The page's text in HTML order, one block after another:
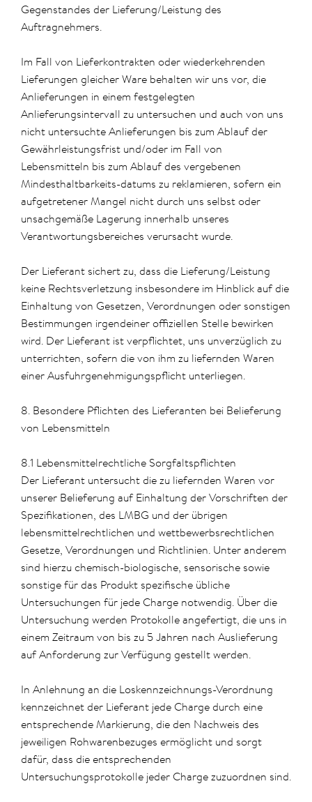
Gegenstandes der Lieferung/Leistung des
Auftragnehmers.
Im Fall von Lieferkontrakten oder wiederkehrenden
Lieferungen gleicher Ware behalten wir uns vor, die
Anlieferungen in einem festgelegten
Anlieferungsintervall zu untersuchen und auch von uns
nicht untersuchte Anlieferungen bis zum Ablauf der
Gewährleistungsfrist und/oder im Fall von
Lebensmitteln bis zum Ablauf des vergebenen
Mindesthaltbarkeits-datums zu reklamieren, sofern ein
aufgetretener Mangel nicht durch uns selbst oder
unsachgemäße Lagerung innerhalb unseres
Verantwortungsbereiches verursacht wurde.
Der Lieferant sichert zu, dass die Lieferung/Leistung
keine Rechtsverletzung insbesondere im Hinblick auf die
Einhaltung von Gesetzen, Verordnungen oder sonstigen
Bestimmungen irgendeiner offiziellen Stelle bewirken
wird. Der Lieferant ist verpflichtet, uns unverzüglich zu
unterrichten, sofern die von ihm zu liefernden Waren
einer Ausfuhrgenehmigungspflicht unterliegen.
8. Besondere Pflichten des Lieferanten bei Belieferung
von Lebensmitteln
8.1 Lebensmittelrechtliche Sorgfaltspflichten
Der Lieferant untersucht die zu liefernden Waren vor
unserer Belieferung auf Einhaltung der Vorschriften der
Spezifikationen, des LMBG und der übrigen
lebensmittelrechtlichen und wettbewerbsrechtlichen
Gesetze, Verordnungen und Richtlinien. Unter anderem
sind hierzu chemisch-biologische, sensorische sowie
sonstige für das Produkt spezifische übliche
Untersuchungen für jede Charge notwendig. Über die
Untersuchung werden Protokolle angefertigt, die uns in
einem Zeitraum von bis zu 5 Jahren nach Auslieferung
auf Anforderung zur Verfügung gestellt werden.
In Anlehnung an die Loskennzeichnungs-Verordnung
kennzeichnet der Lieferant jede Charge durch eine
entsprechende Markierung, die den Nachweis des
jeweiligen Rohwarenbezuges ermöglicht und sorgt
dafür, dass die entsprechenden
Untersuchungsprotokolle jeder Charge zuzuordnen sind.